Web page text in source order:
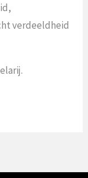
verdeeldheid